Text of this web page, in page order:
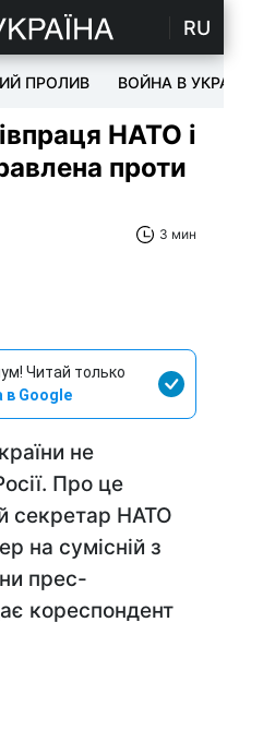
RU
ПРОЛИВ ВОЙНА В УКРАИНЕ
НАТО і
проти
3 мин
Читай только
в Google
не
Про це
секретар НАТО
на сумісній з
прес-
кореспондент